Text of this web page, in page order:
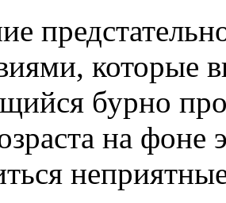
которые
бурно
на фоне